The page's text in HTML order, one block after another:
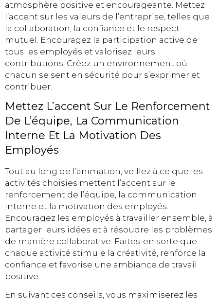
atmosphère positive et encourageante. Mettez
l’accent sur les valeurs de l’entreprise, telles que
la collaboration, la confiance et le respect
mutuel. Encouragez la participation active de
tous les employés et valorisez leurs
contributions. Créez un environnement où
chacun se sent en sécurité pour s’exprimer et
contribuer.
Mettez L’accent Sur Le Renforcement
De L’équipe, La Communication
Interne Et La Motivation Des
Employés
Tout au long de l’animation, veillez à ce que les
activités choisies mettent l’accent sur le
renforcement de l’équipe, la communication
interne et la motivation des employés.
Encouragez les employés à travailler ensemble, à
partager leurs idées et à résoudre les problèmes
de manière collaborative. Faites-en sorte que
chaque activité stimule la créativité, renforce la
confiance et favorise une ambiance de travail
positive.
En suivant ces conseils, vous maximiserez les